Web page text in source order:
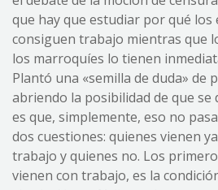
que hay que estudiar por qué los
consiguen trabajo mientras que
los marroquíes lo tienen
Plantó una «semilla de duda» de
abriendo la posibilidad de que
es que, simplemente, eso no
dos cuestiones: quienes vienen
trabajo y quienes no. Los
vienen con trabajo, es la